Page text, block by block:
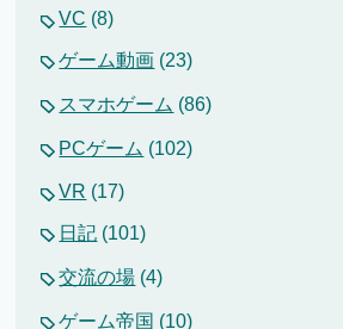
VC (8)
ゲーム動画 (23)
スマホゲーム (86)
PCゲーム (102)
VR (17)
日記 (101)
交流の場 (4)
ゲーム帝国 (10)